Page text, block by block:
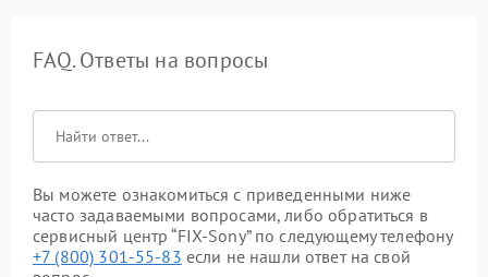
FAQ. Ответы на вопросы
Вы можете ознакомиться с приведенными ниже
часто задаваемыми вопросами, либо обратиться в
сервисный центр “FIX-Sony” по следующему телефону
+7 (800) 301-55-83 если не нашли ответ на свой